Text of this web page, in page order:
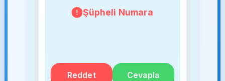
Şüpheli Numara
Reddet Cevapla